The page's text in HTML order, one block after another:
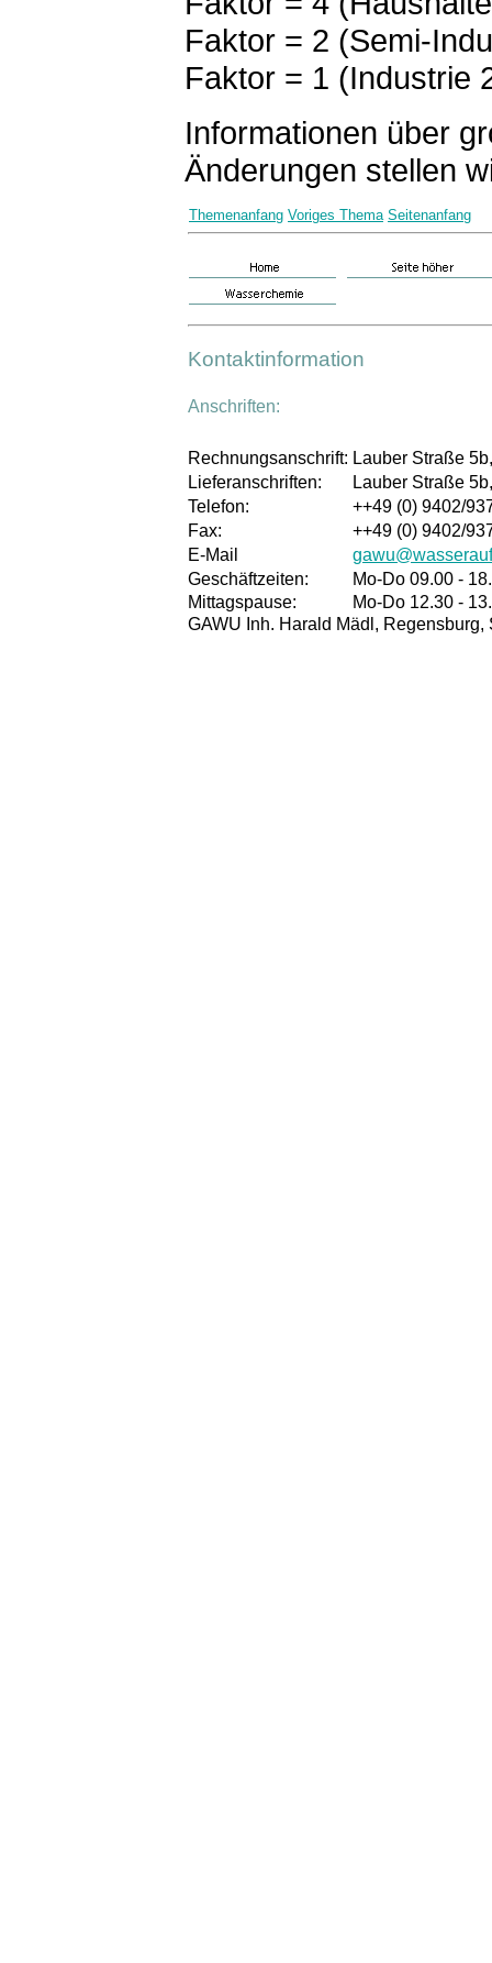
Faktor = 2 (Semi-
Faktor = 1 (Industrie
Informationen über
Änderungen stellen
Themenanfang Voriges Thema Seitenanfang
Kontaktinformation
Anschriften:
Rechnungsanschrift: Lauber Straße
Lieferanschriften:
Lauber Straße
Telefon:
++49 (0) 9402/
Fax:
++49 (0) 9402/
E-Mail
Geschäftzeiten:
Mo-Do 09.00 -
Mittagspause:
Mo-Do 12.30 -
GAWU Inh. Harald Mädl, Regensburg,